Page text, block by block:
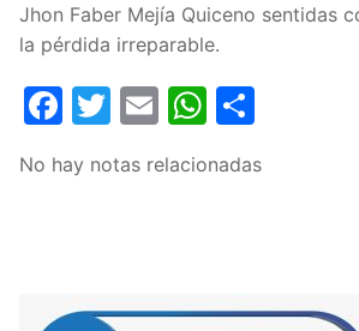
Jhon Faber Mejía Quiceno sentidas
la pérdida irreparable.
Facebook
Twitter
Email
No hay notas relacionadas